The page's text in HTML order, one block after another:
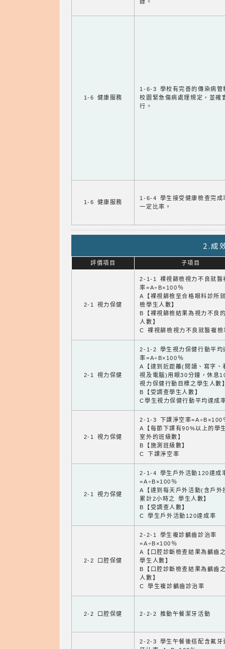
錄。
1-6 健康服務
1-6-3 學校有完善的傳染病管
校園緊急傷病處理規定，並確
行。
1-6 健康服務
1-6-4 學生接受健康檢查完成
一定比率。
2.成
評價項目 子項目
2-1 視力保健
2-1-1 裸視篩檢視力不良就醫
率=A÷B×100％
A【裸視篩檢至合格眼科診所
檢學生人數】
B【裸視篩檢結果為視力不良
人數】
C 裸視篩檢視力不良就醫複檢
2-1 視力保健
2-1-2 學生視力保健行動平均
率=A÷B×100％
A【達到近距離(閱讀、寫字、
視及電腦)用眼30分鐘，休息
視力保健行動目標之學生人數
B【受調查學生人數】
C學生視力保健行動平均達成
2-1 視力保健
2-1-3 下課淨空率=A÷B×100
A【每節下課有90%以上的學
室外的班級數】
B【施測班級數】
C 下課淨空率
2-1 視力保健
2-1-4 學生戶外活動120達成
=A÷B×100％
A【達到每天戶外活動(含戶外
累計2小時之 學生人數】
B【受調查人數】
C 學生戶外活動120達成率
2-2 口腔保健
2-2-1 學生複診齲齒診治率
=A÷B×100％
A【口腔診斷檢查結果為齲齒
學生人數】
B【口腔診斷檢查結果為齲齒
人數】
C 學生複診齲齒診治率
2-2 口腔保健 2-2-2 推動午餐潔牙活動
2-2-3 學生午餐後搭配含氟牙